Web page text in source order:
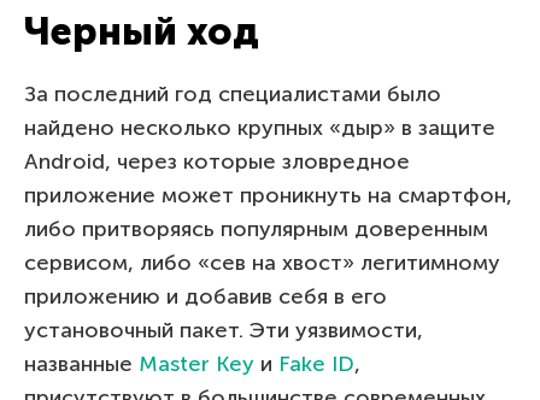
Черный ход
За последний год специалистами было
найдено несколько крупных «дыр» в защите
Android, через которые зловредное
приложение может проникнуть на смартфон,
либо притворяясь популярным доверенным
сервисом, либо «сев на хвост» легитимному
приложению и добавив себя в его
установочный пакет. Эти уязвимости,
названные Master Key и Fake ID,